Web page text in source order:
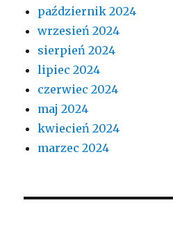
październik 2024
wrzesień 2024
sierpień 2024
lipiec 2024
czerwiec 2024
maj 2024
kwiecień 2024
marzec 2024